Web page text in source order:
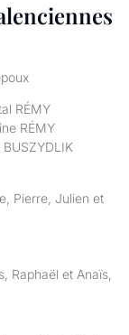
RÉMY
RÉMY
Pierre, Julien et
Raphaël et Anaïs,